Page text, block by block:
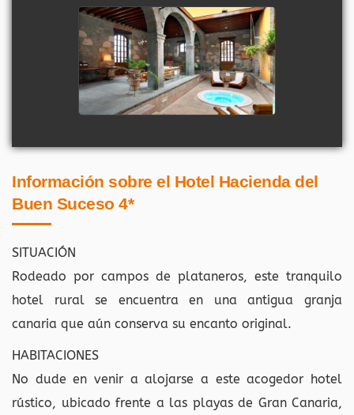
Información sobre el Hotel Hacienda del
Buen Suceso 4*
SITUACIÓN
Rodeado por campos de plataneros, este tranquilo
hotel rural se encuentra en una antigua granja
canaria que aún conserva su encanto original.
HABITACIONES
No dude en venir a alojarse a este acogedor hotel
rústico, ubicado frente a las playas de Gran Canaria,